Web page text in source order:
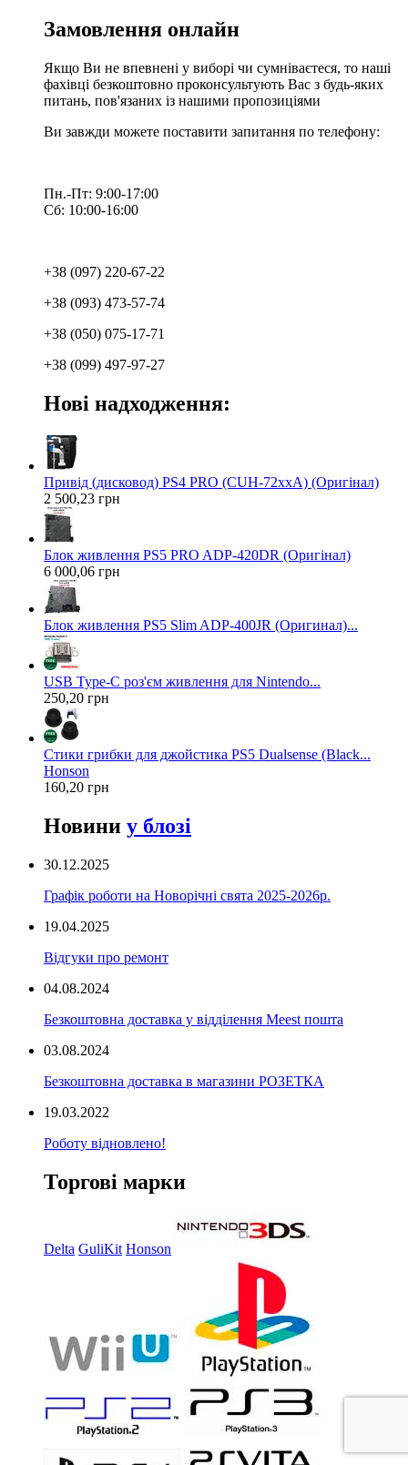
Замовлення онлайн
Якщо Ви не впевнені у виборі чи сумніваєтеся, то наші
фахівці безкоштовно проконсультують Вас з будь-яких
питань, пов'язаних із нашими пропозиціями
Ви завжди можете поставити запитання по телефону:
Пн.-Пт: 9:00-17:00
Сб: 10:00-16:00
+38 (097) 220-67-22
+38 (093) 473-57-74
+38 (050) 075-17-71
+38 (099) 497-97-27
Нові надходження:
Привід (дисковод) PS4 PRO (CUH-72xxA) (Оригінал)
2 500,23 грн
Блок живлення PS5 PRO ADP-420DR (Оригінал)
6 000,06 грн
Блок живлення PS5 Slim ADP-400JR (Оригинал)...
USB Type-C роз'єм живлення для Nintendo...
250,20 грн
Стики грибки для джойстика PS5 Dualsense (Black...
Honson
160,20 грн
Новини у блозі
30.12.2025
Графік роботи на Новорічні свята 2025-2026р.
19.04.2025
Відгуки про ремонт
04.08.2024
Безкоштовна доставка у відділення Meest пошта
03.08.2024
Безкоштовна доставка в магазини РОЗЕТКА
19.03.2022
Роботу відновлено!
Торгові марки
Delta GuliKit Honson